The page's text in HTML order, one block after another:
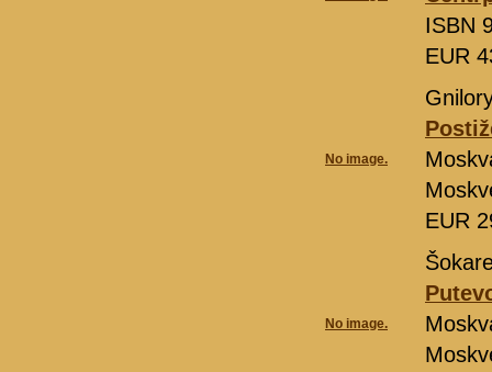
ISBN
EUR
No image.
EUR
No image.